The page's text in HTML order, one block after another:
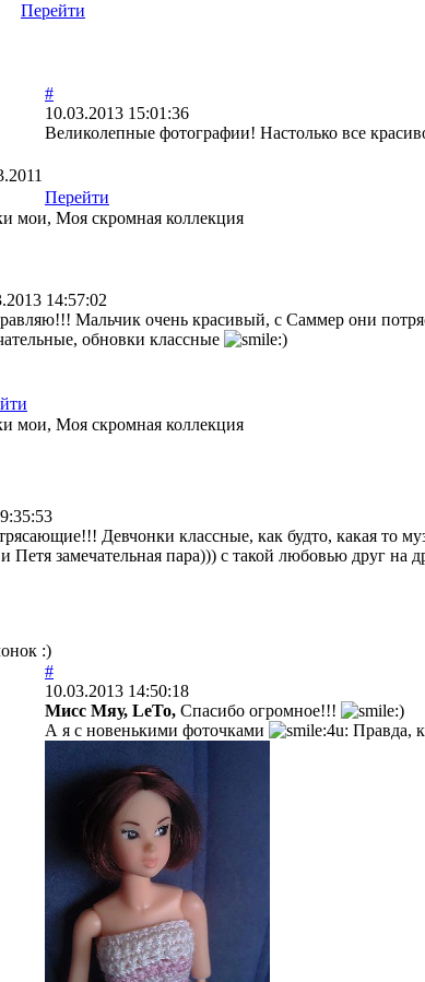
Перейти
#
10.03.2013 15:01:36
Великолепные фотографии! Настолько все
Перейти
мои, Моя скромная коллекция
14:57:02
Мальчик очень красивый, с Саммер они
обновки классные
мои, Моя скромная коллекция
Девчонки классные, как будто, какая то
Петя замечательная пара))) с такой любовью друг на
:)
#
10.03.2013 14:50:18
Мисс Мяу, LeTo, Спасибо огромное!!!
А я с новенькими фоточками
Правда,